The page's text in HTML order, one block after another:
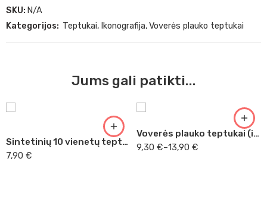
SKU: N/A
Kategorijos: Teptukai, Ikonografija,Voverės plauko teptukai
Jums gali patikti...
Sintetinių 10 vienetų teptukų rinkinys Daler Rowney
7,90 €
Voverės plauko teptukai (imitacija)
9,30 €–13,90 €
Nr.10